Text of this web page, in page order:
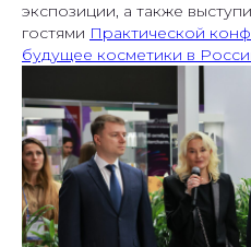
экспозиции, а также
гостями Практической
будущее косметики в